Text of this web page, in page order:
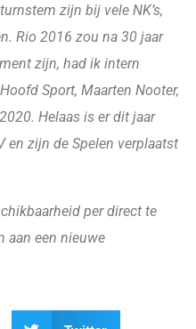
zijn bij vele NK’s,
Rio 2016 zou na 30 jaar
zijn, had ik intern
Sport, Maarten Nooter,
Helaas is er dit jaar
en zijn de Spelen verplaatst
per direct te
aan een nieuwe